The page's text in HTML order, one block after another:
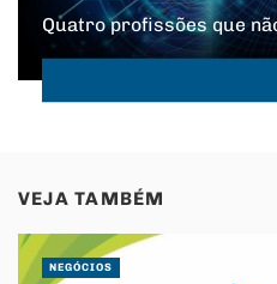
Quatro profissões que
VEJA TAMBÉM
NEGÓCIOS